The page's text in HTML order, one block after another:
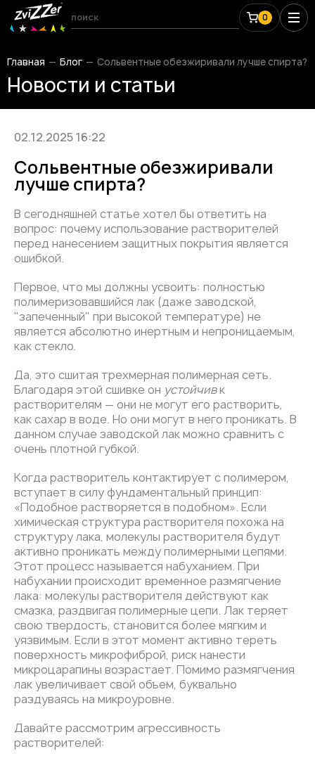
0
Главная Блог Сольвентные обезжиривали лучше спирта?
Новости и статьи
02.12.2025 16:22
Сольвентные обезжиривали
лучше спирта?
В сегодняшней статье хотел бы ответить на
вопрос: почему использование растворителей
перед нанесением защитных покрытия является
ошибкой.
Первое, что мы должны усвоить: полностью
полимеризовавшийся лак (даже заводской,
"запеченный" при высокой температуре) не
является абсолютно инертным и непроницаемым,
как стекло.
Да, это сшитая трехмерная полимерная сеть.
Благодаря этой сшивке он устойчивк
растворителям — они не могут его растворить,
как сахар в воде. Но они могут в него проникать. В
данном случае заводской лак можно сравнить с
очень плотной губкой.
Когда растворитель контактирует с полимером,
вступает в силу фундаментальный принцип:
«Подобное растворяется в подобном». Если
химическая структура растворителя похожа на
структуру лака, молекулы растворителя будут
активно проникать между полимерными цепями.
Этот процесс называется набуханием. При
набухании происходит временное размягчение
лака: молекулы растворителя действуют как
смазка, раздвигая полимерные цепи. Лак теряет
свою твердость, становится более мягким и
уязвимым. Если в этот момент активно тереть
поверхность микрофиброй, риск нанести
микроцарапины возрастает. Помимо размягчения
лак увеличивает свой объем, буквально
раздуваясь на микроуровне.
Давайте рассмотрим агрессивность
растворителей: